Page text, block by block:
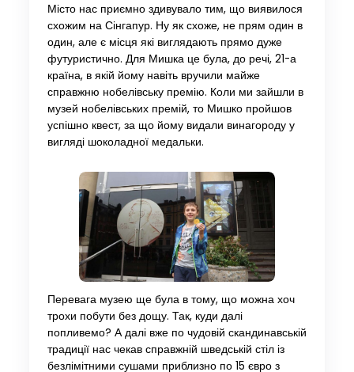
Місто нас приємно здивувало тим, що виявилося
схожим на Сінгапур. Ну як схоже, не прям один в
один, але є місця які виглядають прямо дуже
футуристично. Для Мишка це була, до речі, 21-а
країна, в якій йому навіть вручили майже
справжню нобелівську премію. Коли ми зайшли в
музей нобелівських премій, то Мишко пройшов
успішно квест, за що йому видали винагороду у
вигляді шоколадної медальки.
Перевага музею ще була в тому, що можна хоч
трохи побути без дощу. Так, куди далі
попливемо? А далі вже по чудовій скандинавській
традиції нас чекав справжній шведській стіл із
безлімітними сушами приблизно по 15 євро з